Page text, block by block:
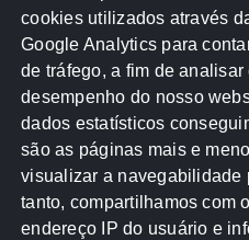
Acontece na Rede AGU
Atricon Audicom
CREA-MT Eventos
MPF Notícias PF
Receita Federal Sem
cookies utilizados através
Google Analytics para
de tráfego, a fim de analisar
desempenho do nosso
dados estatísticos
são as páginas mais e
visualizar a navegabilidade
tanto, compartilhamos com
endereço IP do usuário e